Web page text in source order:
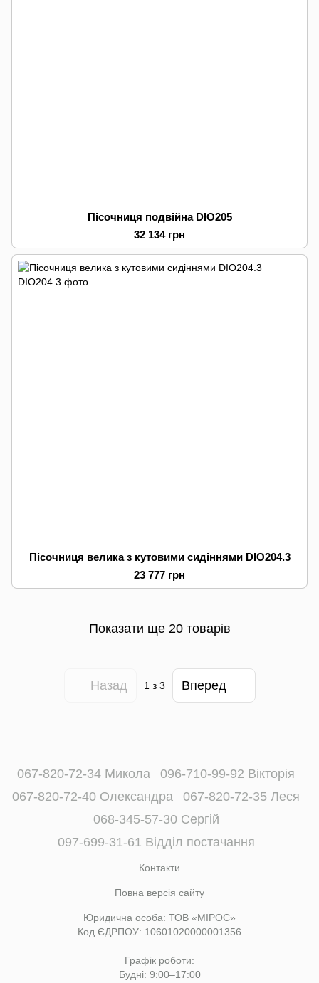
Пісочниця подвійна DIO205
32 134 грн
Пісочниця велика з кутовими сидіннями DIO204.3
23 777 грн
Показати ще 20 товарів
Назад 1 з 3 Вперед
067-820-72-34 Микола
096-710-99-92 Вікторія
067-820-72-40 Олександра
067-820-72-35 Леся
068-345-57-30 Сергій
097-699-31-61 Відділ постачання
Контакти
Повна версія сайту
Юридична особа: ТОВ «МІРОС»
Код ЄДРПОУ: 10601020000001356
Графік роботи:
Будні: 9:00–17:00